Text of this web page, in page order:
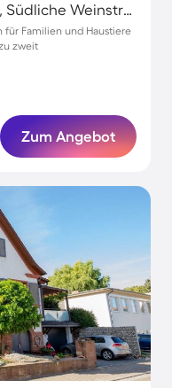
Schweigen-Rechtenbach, Südliche Weinstraße, Deutschland
für Familien und Haustiere
zweit
Zum Angebot